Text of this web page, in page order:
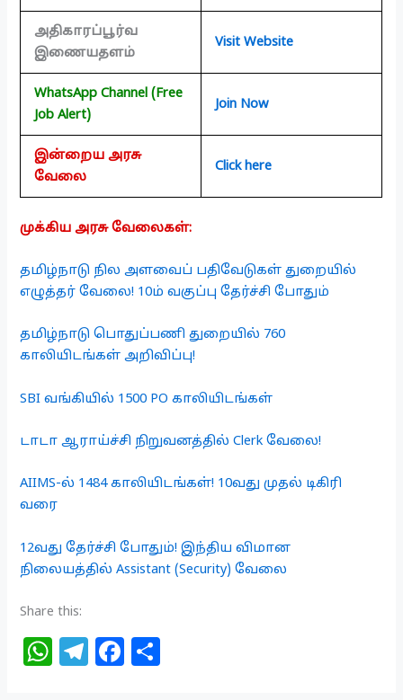
அதிகாரப்பூர்வ
இணையதளம்
Visit Website
WhatsApp Channel (Free
Job Alert)
Join Now
இன்றைய அரசு
வேலை
Click here
முக்கிய அரசு வேலைகள்:
தமிழ்நாடு நில அளவைப் பதிவேடுகள் துறையில்
எழுத்தர் வேலை! 10ம் வகுப்பு தேர்ச்சி போதும்
தமிழ்நாடு பொதுப்பணி துறையில் 760
காலியிடங்கள் அறிவிப்பு!
SBI வங்கியில் 1500 PO காலியிடங்கள்
டாடா ஆராய்ச்சி நிறுவனத்தில் Clerk வேலை!
AIIMS-ல் 1484 காலியிடங்கள்! 10வது முதல் டிகிரி
வரை
12வது தேர்ச்சி போதும்! இந்திய விமான
நிலையத்தில் Assistant (Security) வேலை
Share this:
W T
F